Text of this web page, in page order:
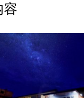
容